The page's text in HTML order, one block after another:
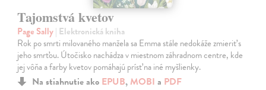
Tajomstvá kvetov
Page Sally| Elektronická kniha
Rok po smrti milovaného manžela sa Emma stále nedokáže zmieriť s
jeho smrťou. Útočisko nachádza v miestnom záhradnom centre, kde
jej vôňa a farby kvetov pomáhajú prísť na iné myšlienky.
Na stiahnutie ako EPUB, MOBI a PDF